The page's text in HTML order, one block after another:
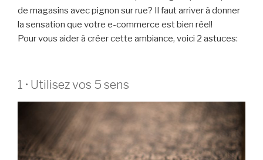
de magasins avec pignon sur rue? Il faut arriver à donner
la sensation que votre e-commerce est bien réel!
Pour vous aider à créer cette ambiance, voici 2 astuces:
1 • Utilisez vos 5 sens